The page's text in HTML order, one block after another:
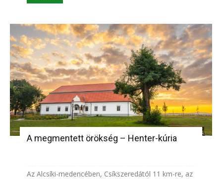
A megmentett örökség – Henter-kúria
Az Alcsíki-medencében, Csíkszeredától 11 km-re, az